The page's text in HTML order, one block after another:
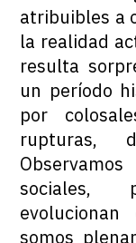
atribuibles a
la realidad
resulta
un período
por
rupturas,
sociales,
somos